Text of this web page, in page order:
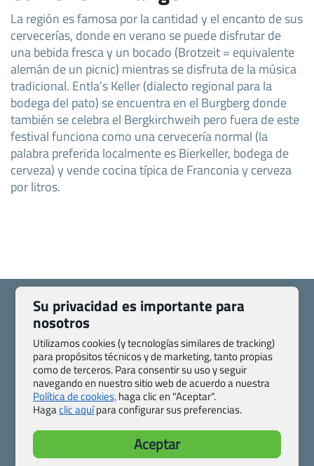
La región es famosa por la cantidad y el encanto de sus
cervecerías, donde en verano se puede disfrutar de
una bebida fresca y un bocado (Brotzeit = equivalente
alemán de un picnic) mientras se disfruta de la música
tradicional. Entla’s Keller (dialecto regional para la
bodega del pato) se encuentra en el Burgberg donde
también se celebra el Bergkirchweih pero fuera de este
festival funciona como una cervecería normal (la
palabra preferida localmente es Bierkeller, bodega de
cerveza) y vende cocina típica de Franconia y cerveza
por litros.
Quienes somos
Contacto
Pasaporte, Visado, Salud y otras disposiciones específicas
Blog de Viajes.com
Registro de agencias
Preguntas frecuentes
Condiciones generales
Política de privacidad y cookies
Todas las páginas – sitemap
Su privacidad es importante para
nosotros
Utilizamos cookies (y tecnologías similares de tracking)
para propósitos técnicos y de marketing, tanto propias
como de terceros. Para consentir su uso y seguir
navegando en nuestro sitio web de acuerdo a nuestra
Política de cookies,haga clic en "Aceptar".
Hagaclic aquípara configurar sus preferencias.
Aceptar